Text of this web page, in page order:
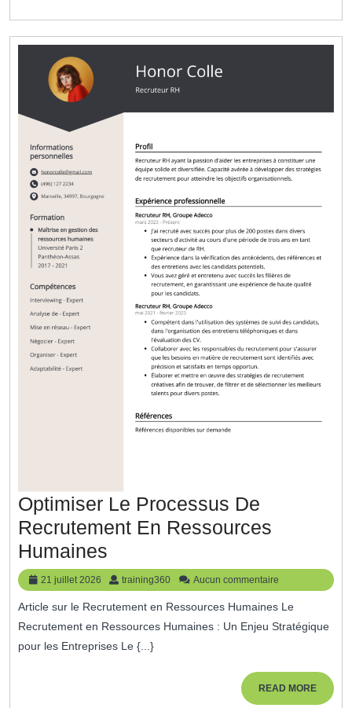
Optimiser Le Processus De
Recrutement En Ressources
Humaines
Le
Processus
De
Recrutement
21 juillet 2026
21
juillet
2026
training360 training360
Aucun commentaire
Article sur le Recrutement en Ressources Humaines Le
Recrutement en Ressources Humaines : Un Enjeu Stratégique
pour les Entreprises Le {...}
READ MOREREAD
MORE